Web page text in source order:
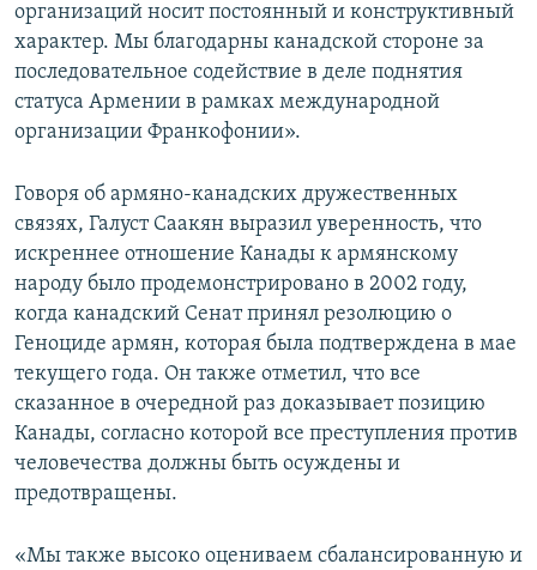
организаций носит постоянный и конструктивный
характер. Мы благодарны канадской стороне за
последовательное содействие в деле поднятия
статуса Армении в рамках международной
организации Франкофонии».
Говоря об армяно-канадских дружественных
связях, Галуст Саакян выразил уверенность, что
искреннее отношение Канады к армянскому
народу было продемонстрировано в 2002 году,
когда канадский Сенат принял резолюцию о
Геноциде армян, которая была подтверждена в мае
текущего года. Он также отметил, что все
сказанное в очередной раз доказывает позицию
Канады, согласно которой все преступления против
человечества должны быть осуждены и
предотвращены.
«Мы также высоко оцениваем сбалансированную и